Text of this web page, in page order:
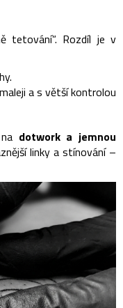
tetování“. Rozdíl je v
a s větší kontrolou
dotwork a jemnou
linky a stínování –